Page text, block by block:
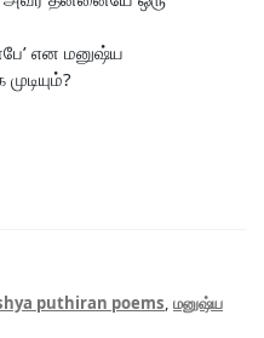
என மனுஷ்ய
puthiran poems, மனுஷ்ய